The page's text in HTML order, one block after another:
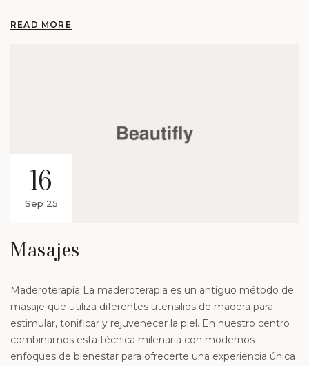
READ MORE
16
Sep 25
Masajes
Maderoterapia La maderoterapia es un antiguo método de
masaje que utiliza diferentes utensilios de madera para
estimular, tonificar y rejuvenecer la piel. En nuestro centro
combinamos esta técnica milenaria con modernos
enfoques de bienestar para ofrecerte una experiencia única